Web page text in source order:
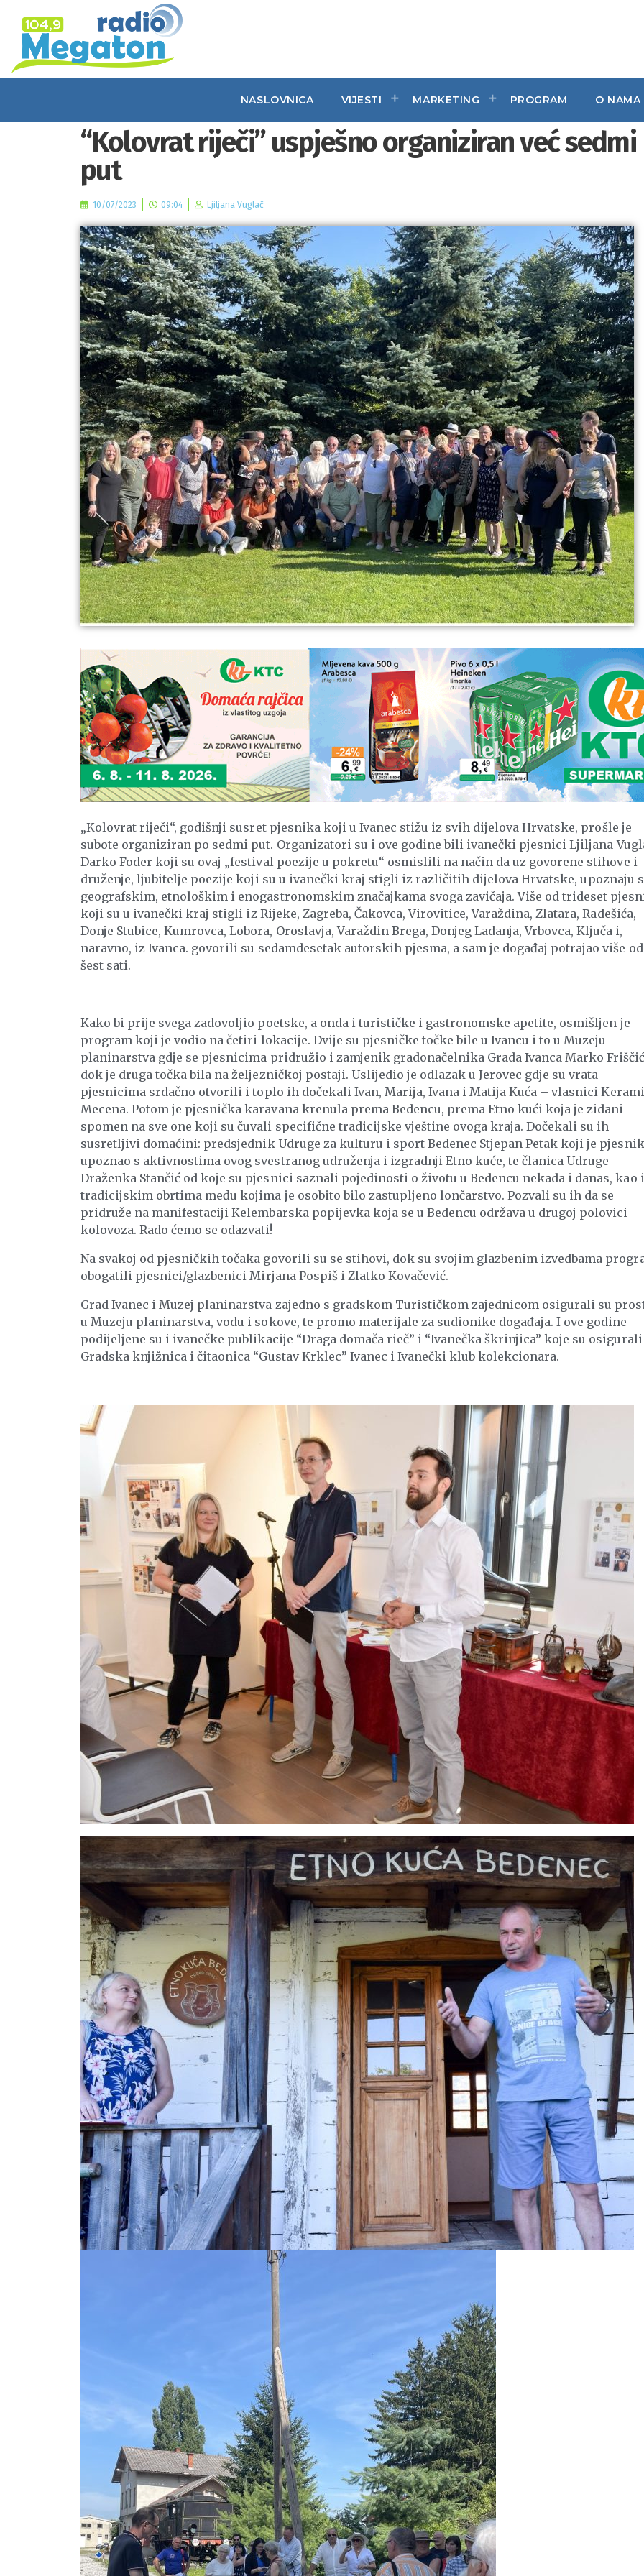
NASLOVNICA VIJESTI MARKETING PROGRAM O NAMA
“Kolovrat riječi” uspješno organiziran već sedmi
put
10/07/2023 09:04 Ljiljana Vuglač
„Kolovrat riječi“, godišnji susret pjesnika koji u Ivanec stižu iz svih dijelova Hrvatske, prošle je
subote organiziran po sedmi put. Organizatori su i ove godine bili ivanečki pjesnici Ljiljana
Darko Foder koji su ovaj „festival poezije u pokretu“ osmislili na način da uz govorene stihove i
druženje, ljubitelje poezije koji su u ivanečki kraj stigli iz različitih dijelova Hrvatske, upoznaju s
geografskim, etnološkim i enogastronomskim značajkama svoga zavičaja. Više od trideset
koji su u ivanečki kraj stigli iz Rijeke, Zagreba, Čakovca, Virovitice, Varaždina, Zlatara, Radešića,
Donje Stubice, Kumrovca, Lobora, Oroslavja, Varaždin Brega, Donjeg Ladanja, Vrbovca, Ključa i,
naravno, iz Ivanca. govorili su sedamdesetak autorskih pjesma, a sam je događaj potrajao više od
šest sati.
Kako bi prije svega zadovoljio poetske, a onda i turističke i gastronomske apetite, osmišljen je
program koji je vodio na četiri lokacije. Dvije su pjesničke točke bile u Ivancu i to u Muzeju
planinarstva gdje se pjesnicima pridružio i zamjenik gradonačelnika Grada Ivanca Marko
dok je druga točka bila na željezničkoj postaji. Uslijedio je odlazak u Jerovec gdje su vrata
pjesnicima srdačno otvorili i toplo ih dočekali Ivan, Marija, Ivana i Matija Kuća – vlasnici
Mecena. Potom je pjesnička karavana krenula prema Bedencu, prema Etno kući koja je zidani
spomen na sve one koji su čuvali specifične tradicijske vještine ovoga kraja. Dočekali su ih
susretljivi domaćini: predsjednik Udruge za kulturu i sport Bedenec Stjepan Petak koji je
upoznao s aktivnostima ovog svestranog udruženja i izgradnji Etno kuće, te članica Udruge
Draženka Stančić od koje su pjesnici saznali pojedinosti o životu u Bedencu nekada i danas, kao
tradicijskim obrtima među kojima je osobito bilo zastupljeno lončarstvo. Pozvali su ih da se
pridruže na manifestaciji Kelembarska popijevka koja se u Bedencu održava u drugoj polovici
kolovoza. Rado ćemo se odazvati!
Na svakoj od pjesničkih točaka govorili su se stihovi, dok su svojim glazbenim izvedbama
obogatili pjesnici/glazbenici Mirjana Pospiš i Zlatko Kovačević.
Grad Ivanec i Muzej planinarstva zajedno s gradskom Turističkom zajednicom osigurali su
u Muzeju planinarstva, vodu i sokove, te promo materijale za sudionike događaja. I ove godine
podijeljene su i ivanečke publikacije “Draga domača rieč” i “Ivanečka škrinjica” koje su osigurali
Gradska knjižnica i čitaonica “Gustav Krklec” Ivanec i Ivanečki klub kolekcionara.